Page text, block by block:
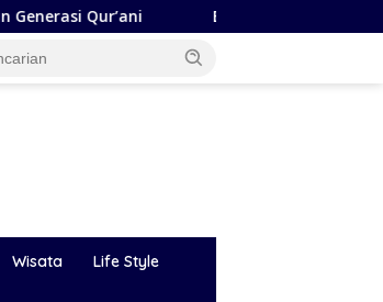
Bupati Andi Rudi Latif Perkuat SDM,
Wisata Life Style